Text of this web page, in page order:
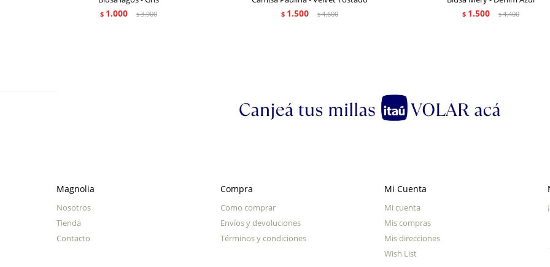
$ 1.000 $3.900 $ 1.500 $4.600 $ 1.500 $4.400
Magnolia
Nosotros
Tienda
Contacto
Compra
Como comprar
Envíos y devoluciones
Términos y condiciones
Mi Cuenta
Mi cuenta
Mis compras
Mis direcciones
Wish List